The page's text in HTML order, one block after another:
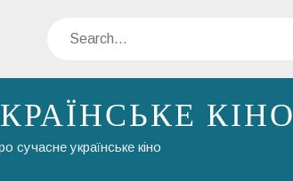
Search
КІНО
сучасне українське кіно